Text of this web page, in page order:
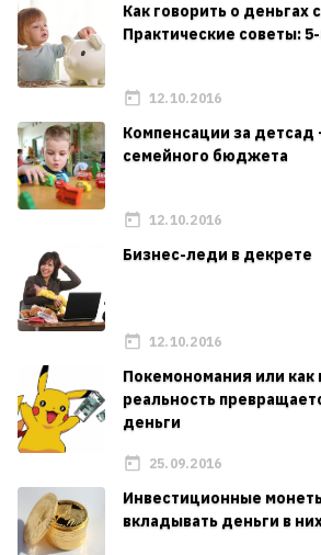
Как говорить о деньгах
Практические советы:
12.10.2016
Компенсации за детсад
семейного бюджета
12.10.2016
Бизнес-леди в декрете
12.10.2016
Покемономания или как
реальность
деньги
25.09.2016
Инвестиционные
вкладывать деньги в